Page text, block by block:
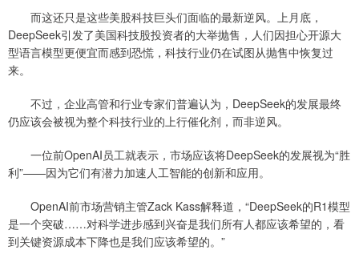
而这还只是这些美股科技巨头们面临的最新逆风。上月底，
DeepSeek引发了美国科技股投资者的大举抛售，人们因担心开源大
型语言模型更便宜而感到恐慌，科技行业仍在试图从抛售中恢复过
来。
不过，企业高管和行业专家们普遍认为，DeepSeek的发展最终
仍应该会被视为整个科技行业的上行催化剂，而非逆风。
一位前OpenAI员工就表示，市场应该将DeepSeek的发展视为“胜
利”——因为它们有潜力加速人工智能的创新和应用。
OpenAI前市场营销主管Zack Kass解释道，“DeepSeek的R1模型
是一个突破……对科学进步感到兴奋是我们所有人都应该希望的，看
到关键资源成本下降也是我们应该希望的。”